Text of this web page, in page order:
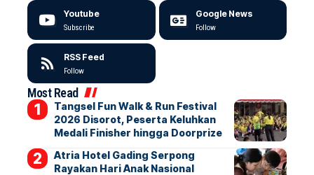
Youtube
Subscribe
Google News
Follow
RSS Feed
Follow
Most Read
Tangsel Fun Walk & Run Festival
2026 Disorot, Peserta Keluhkan
Medali Finisher hingga Doorprize
Atria Hotel Gading Serpong
Rayakan Hari Anak Nasional